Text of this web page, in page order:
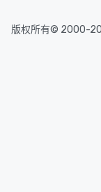
版权所有© 2000-